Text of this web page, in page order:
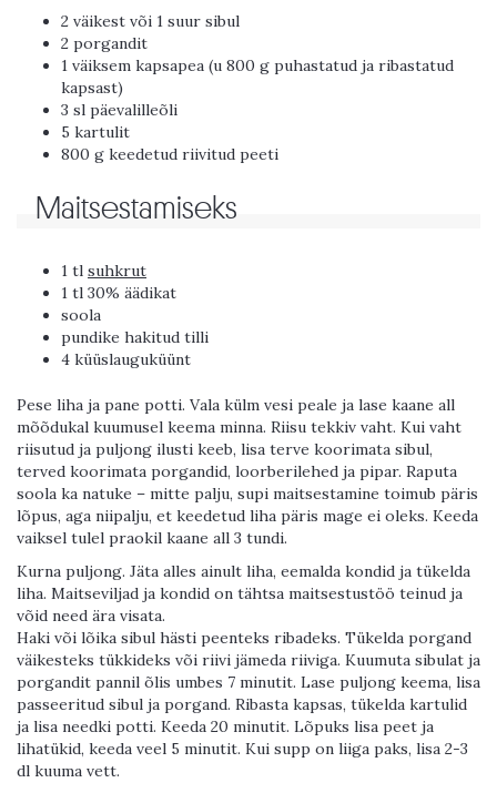
2 väikest või 1 suur sibul
2 porgandit
1 väiksem kapsapea (u 800 g puhastatud ja ribastatud
kapsast)
3 sl päevalilleõli
5 kartulit
800 g keedetud riivitud peeti
Maitsestamiseks
1 tl suhkrut
1 tl 30% äädikat
soola
pundike hakitud tilli
4 küüslauguküünt
Pese liha ja pane potti. Vala külm vesi peale ja lase kaane all
mõõdukal kuumusel keema minna. Riisu tekkiv vaht. Kui vaht
riisutud ja puljong ilusti keeb, lisa terve koorimata sibul,
terved koorimata porgandid, loorberilehed ja pipar. Raputa
soola ka natuke – mitte palju, supi maitsestamine toimub päris
lõpus, aga niipalju, et keedetud liha päris mage ei oleks. Keeda
vaiksel tulel praokil kaane all 3 tundi.
Kurna puljong. Jäta alles ainult liha, eemalda kondid ja tükelda
liha. Maitseviljad ja kondid on tähtsa maitsestustöö teinud ja
võid need ära visata.
Haki või lõika sibul hästi peenteks ribadeks. Tükelda porgand
väikesteks tükkideks või riivi jämeda riiviga. Kuumuta sibulat ja
porgandit pannil õlis umbes 7 minutit. Lase puljong keema, lisa
passeeritud sibul ja porgand. Ribasta kapsas, tükelda kartulid
ja lisa needki potti. Keeda 20 minutit. Lõpuks lisa peet ja
lihatükid, keeda veel 5 minutit. Kui supp on liiga paks, lisa 2-3
dl kuuma vett.